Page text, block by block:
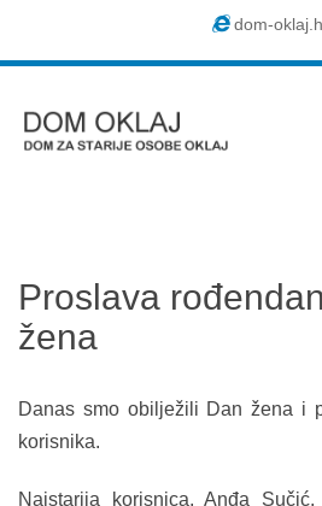
dom-
Proslava
žena
Danas smo obilježili Dan žena i
korisnika.
Najstarija korisnica, Anđa